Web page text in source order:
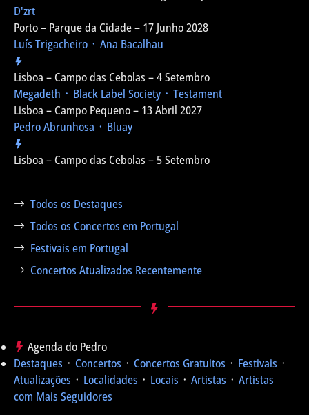
D'zrt
Porto – Parque da Cidade – 17 Junho 2028
Luís Trigacheiro ᛫ Ana Bacalhau
Lisboa – Campo das Cebolas – 4 Setembro
Megadeth ᛫ Black Label Society ᛫ Testament
Lisboa – Campo Pequeno – 13 Abril 2027
Pedro Abrunhosa ᛫ Bluay
Lisboa – Campo das Cebolas – 5 Setembro
Todos os Destaques
Todos os Concertos em Portugal
Festivais em Portugal
Concertos Atualizados Recentemente
Agenda do Pedro
Destaques ᛫ Concertos ᛫ Concertos Gratuitos ᛫ Festivais ᛫
Atualizações ᛫ Localidades ᛫ Locais ᛫ Artistas ᛫ Artistas
com Mais Seguidores